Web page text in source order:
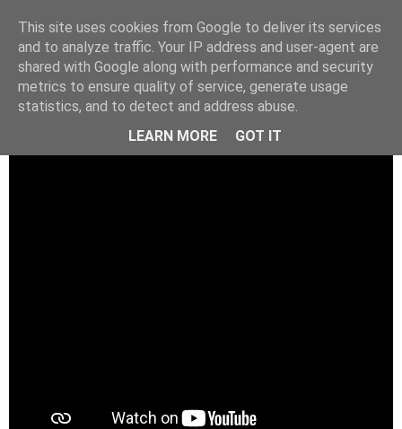
This site uses cookies from Google to deliver its services
and to analyze traffic. Your IP address and user-agent are
shared with Google along with performance and security
metrics to ensure quality of service, generate usage
statistics, and to detect and address abuse.
LEARN MORE
GOT IT